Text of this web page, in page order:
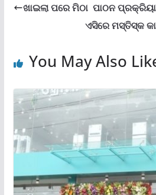
ଖାଇଲା ପରେ ମିଠା ପାଠନ
ଏସିରେ ମସ୍ତିସ୍କ
You May Also